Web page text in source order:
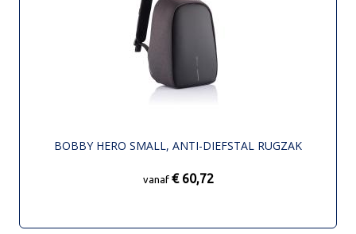
BOBBY HERO SMALL, ANTI-DIEFSTAL RUGZAK
vanaf € 60,72